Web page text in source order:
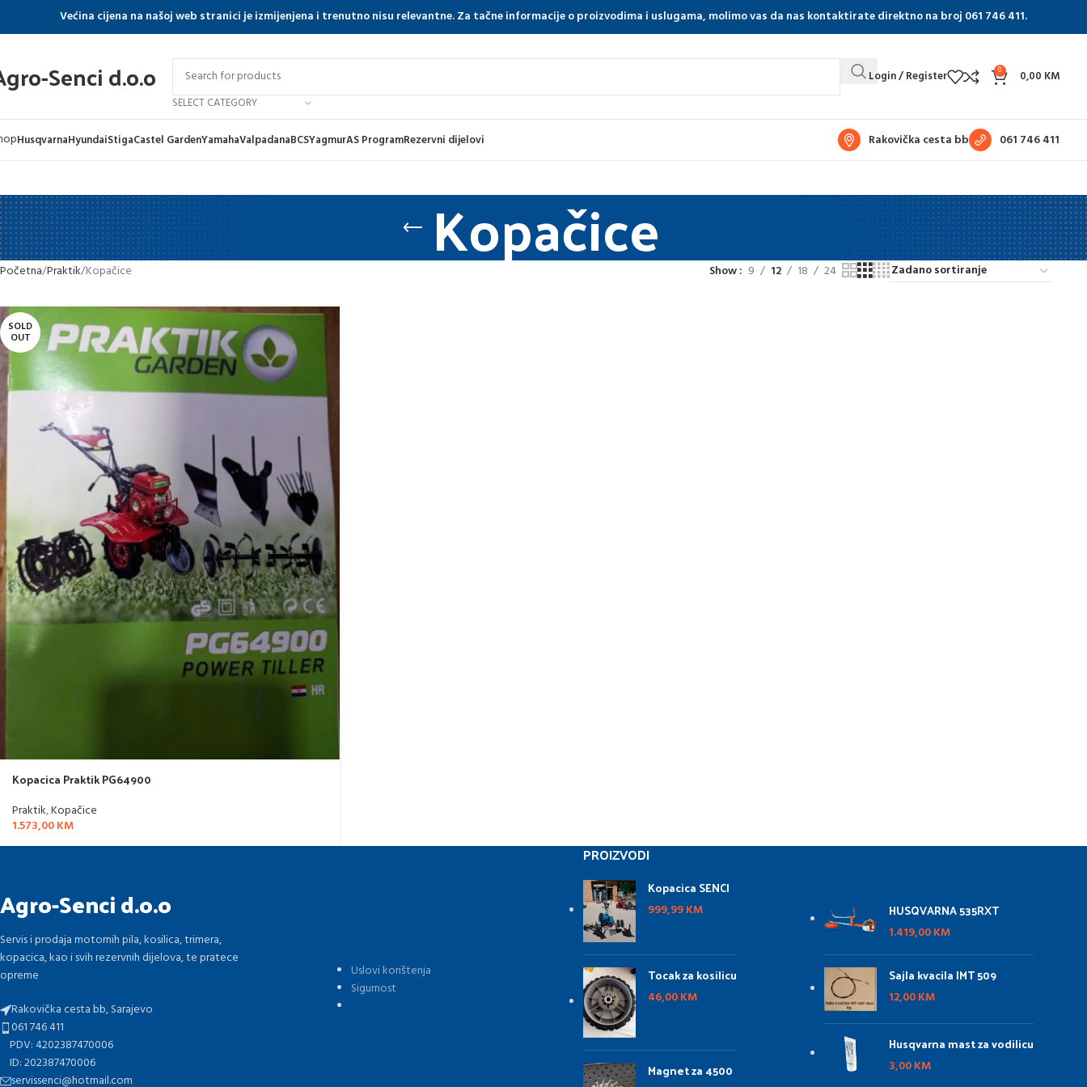
Većina cijena na našoj web stranici je izmijenjena i trenutno nisu relevantne. Za tačne informacije o proizvodima i uslugama, molimo vas da nas kontaktirate direktno na broj 061 746 411.
Senci d.o.o
SELECT CATEGORY
Login / Register 0 0,00 KM
HusqvarnaHyundaiStigaCastel GardenYamahaValpadanaBCSYagmurAS ProgramRezervni dijelovi Rakovička cesta bb 061 746 411
Kopačice
Početna Praktik Kopačice Show 9 12 18 24
SOLD
OUT
Kopacica Praktik PG64900
Praktik,Kopačice
1.573,00KM
Agro-Senci d.o.o
Servis i prodaja motornih pila, kosilica, trimera,
kopacica, kao i svih rezervnih dijelova, te pratece
opreme
Rakovička cesta bb, Sarajevo
061 746 411
PDV: 4202387470006
ID: 202387470006
servissenci@hotmail.com
Uslovi korištenja
Sigurnost
PROIZVODI
Kopacica SENCI
999,99KM
Tocak za kosilicu
46,00KM
Magnet za 4500
HUSQVARNA 535RXT
1.419,00KM
Sajla kvacila IMT 509
12,00KM
Husqvarna mast za vodilicu
3,00KM